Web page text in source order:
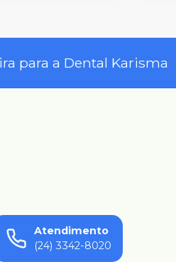
para a Dental Karisma
Atendimento
(24) 3342-8020